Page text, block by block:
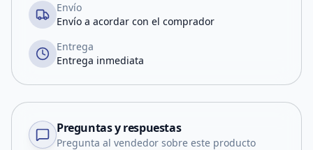
Envío
Envío a acordar con el comprador
Entrega
Entrega inmediata
Preguntas y respuestas
Pregunta al vendedor sobre este producto